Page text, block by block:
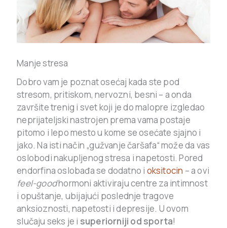
Manje stresa
Dobro vam je poznat osećaj kada ste pod
stresom, pritiskom, nervozni, besni – a onda
završite trenig i svet koji je do malopre izgledao
neprijateljski nastrojen prema vama postaje
pitomo i lepo mesto u kome se osećate sjajno i
jako. Na isti način „gužvanje čaršafa“ može da vas
oslobodi nakupljenog stresa i napetosti. Pored
endorfina oslobađa se dodatno i oksitocin – a ovi
feel-goodhormoni aktiviraju centre za intimnost
i opuštanje, ubijajući poslednje tragove
anksioznosti, napetosti i depresije. U ovom
slučaju seks je i superiorniji od sporta!